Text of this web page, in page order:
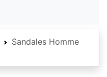
Sandales Homme